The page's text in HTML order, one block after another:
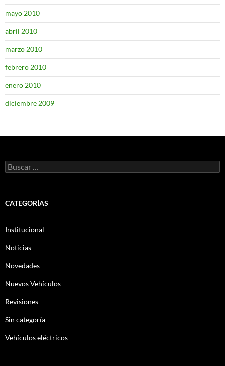
mayo 2010
abril 2010
marzo 2010
febrero 2010
enero 2010
diciembre 2009
Buscar:
CATEGORÍAS
Institucional
Noticias
Novedades
Nuevos Vehículos
Revisiones
Sin categoría
Vehículos eléctricos